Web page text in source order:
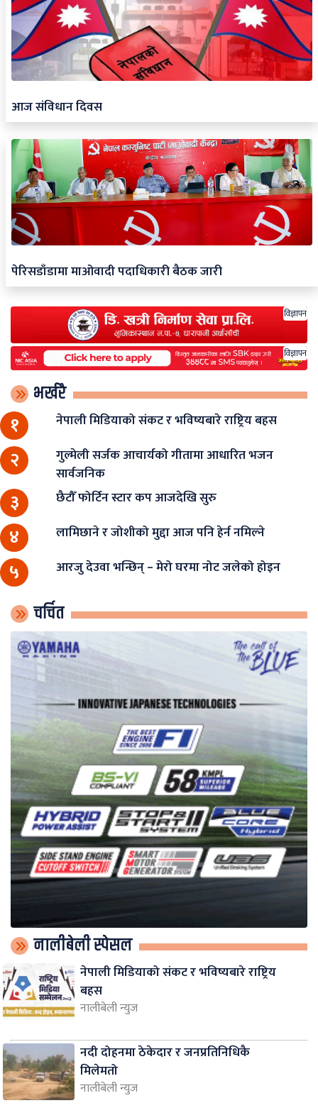
आज संविधान दिवस
पेरिसडाँडामा माओवादी पदाधिकारी बैठक जारी
विज्ञापन
विज्ञापन
भर्खरै
१ नेपाली मिडियाको संकट र भविष्यबारे राष्ट्रिय बहस
२
गुल्मेली सर्जक आचार्यको गीतामा आधारित भजन
सार्वजनिक
३ छैटौँ फोर्टिन स्टार कप आजदेखि सुरु
४ लामिछाने र जोशीको मुद्दा आज पनि हेर्न नमिल्ने
५ आरजु देउवा भन्छिन् – मेरो घरमा नोट जलेको होइन
चर्चित
नालीबेली स्पेसल
नेपाली मिडियाको संकट र भविष्यबारे राष्ट्रिय
बहस
नालीबेली न्युज
नदी दोहनमा ठेकेदार र जनप्रतिनिधिकै
मिलेमतो
नालीबेली न्युज